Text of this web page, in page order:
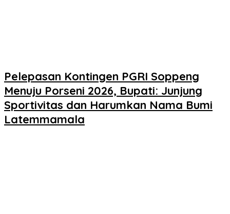
Pelepasan Kontingen PGRI Soppeng
Menuju Porseni 2026, Bupati: Junjung
Sportivitas dan Harumkan Nama Bumi
Latemmamala